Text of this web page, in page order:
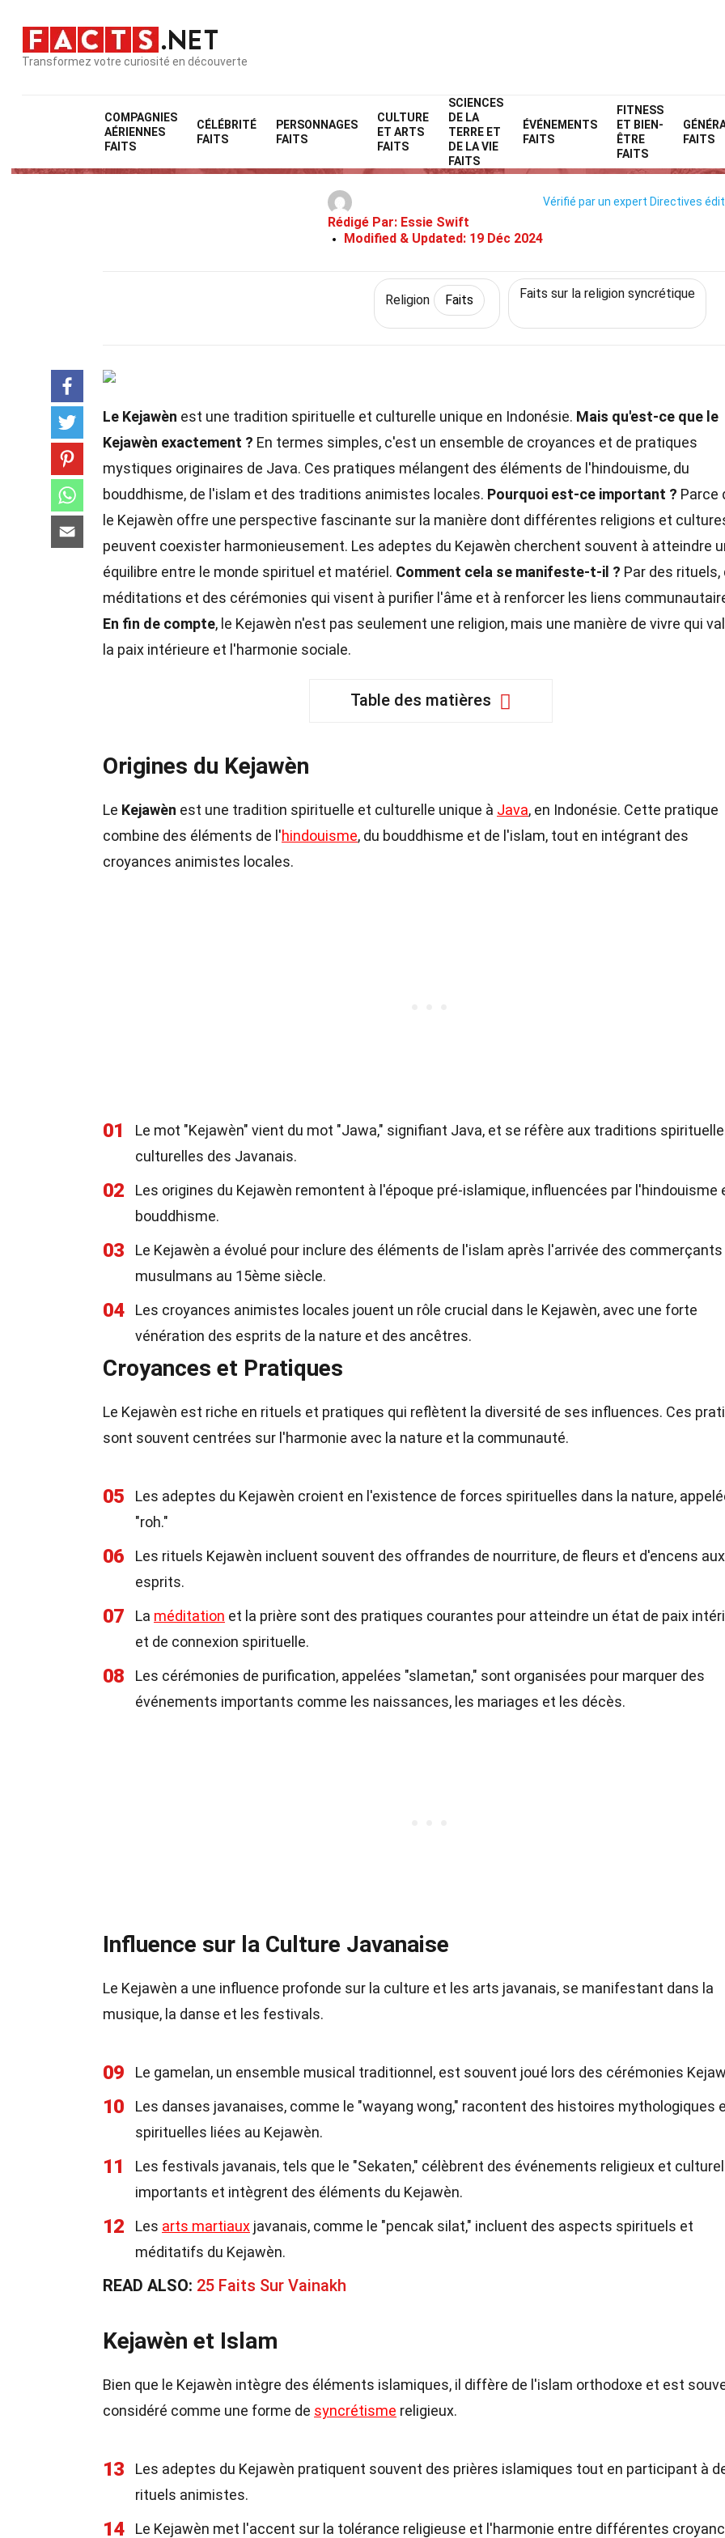
Transformez votre curiosité en découverte
COMPAGNIES
AÉRIENNES
FAITS
CÉLÉBRITÉ
FAITS
PERSONNAGES
FAITS
CULTURE
ET ARTS
FAITS
SCIENCES
DE LA
TERRE ET
DE LA VIE
FAITS
ÉVÉNEMENTS
FAITS
FITNESS
ET BIEN-
ÊTRE
FAITS
FAITS
Home Histoire ReligionFaits
36 Faits Sur Kejawèn Indonésien
Rédigé Par: Essie Swift
Modified & Updated: 19 Déc 2024
Vérifié par un expert Directives
Religion Faits Faits sur la religion syncrétique
Le Kejawèn est une tradition spirituelle et culturelle unique en Indonésie. Mais qu'est-ce que le
Kejawèn exactement ? En termes simples, c'est un ensemble de croyances et de pratiques
mystiques originaires de Java. Ces pratiques mélangent des éléments de l'hindouisme, du
bouddhisme, de l'islam et des traditions animistes locales. Pourquoi est-ce important ? Parce
le Kejawèn offre une perspective fascinante sur la manière dont différentes religions et
peuvent coexister harmonieusement. Les adeptes du Kejawèn cherchent souvent à atteindre
équilibre entre le monde spirituel et matériel. Comment cela se manifeste-t-il ? Par des rituels,
méditations et des cérémonies qui visent à purifier l'âme et à renforcer les liens
En fin de compte, le Kejawèn n'est pas seulement une religion, mais une manière de vivre qui
la paix intérieure et l'harmonie sociale.
Table des matières
Origines du Kejawèn
Le Kejawèn est une tradition spirituelle et culturelle unique à Java, en Indonésie. Cette pratique
combine des éléments de l'hindouisme, du bouddhisme et de l'islam, tout en intégrant des
croyances animistes locales.
01
Le mot "Kejawèn" vient du mot "Jawa," signifiant Java, et se réfère aux traditions
culturelles des Javanais.
02
Les origines du Kejawèn remontent à l'époque pré-islamique, influencées par l'hindouisme
bouddhisme.
03
Le Kejawèn a évolué pour inclure des éléments de l'islam après l'arrivée des commerçants
musulmans au 15ème siècle.
04
Les croyances animistes locales jouent un rôle crucial dans le Kejawèn, avec une forte
vénération des esprits de la nature et des ancêtres.
Croyances et Pratiques
Le Kejawèn est riche en rituels et pratiques qui reflètent la diversité de ses influences. Ces
sont souvent centrées sur l'harmonie avec la nature et la communauté.
05
Les adeptes du Kejawèn croient en l'existence de forces spirituelles dans la nature,
"roh."
06
Les rituels Kejawèn incluent souvent des offrandes de nourriture, de fleurs et d'encens aux
esprits.
07 La méditation et la prière sont des pratiques courantes pour atteindre un état de paix
et de connexion spirituelle.
08
Les cérémonies de purification, appelées "slametan," sont organisées pour marquer des
événements importants comme les naissances, les mariages et les décès.
Influence sur la Culture Javanaise
Le Kejawèn a une influence profonde sur la culture et les arts javanais, se manifestant dans la
musique, la danse et les festivals.
09 Le gamelan, un ensemble musical traditionnel, est souvent joué lors des cérémonies
10
Les danses javanaises, comme le "wayang wong," racontent des histoires mythologiques
spirituelles liées au Kejawèn.
11
Les festivals javanais, tels que le "Sekaten," célèbrent des événements religieux et
importants et intègrent des éléments du Kejawèn.
12 Les arts martiaux javanais, comme le "pencak silat," incluent des aspects spirituels et
méditatifs du Kejawèn.
READ ALSO: 25 Faits Sur Vainakh
Kejawèn et Islam
Bien que le Kejawèn intègre des éléments islamiques, il diffère de l'islam orthodoxe et est
considéré comme une forme de syncrétisme religieux.
13
Les adeptes du Kejawèn pratiquent souvent des prières islamiques tout en participant à
rituels animistes.
14 Le Kejawèn met l'accent sur la tolérance religieuse et l'harmonie entre différentes